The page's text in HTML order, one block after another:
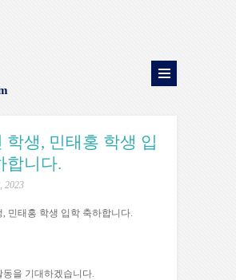
학생, 민태홍 학생 입
합니다.
2023
, 민태홍 학생 입학 축하합니다.
동을 기대하겠습니다.